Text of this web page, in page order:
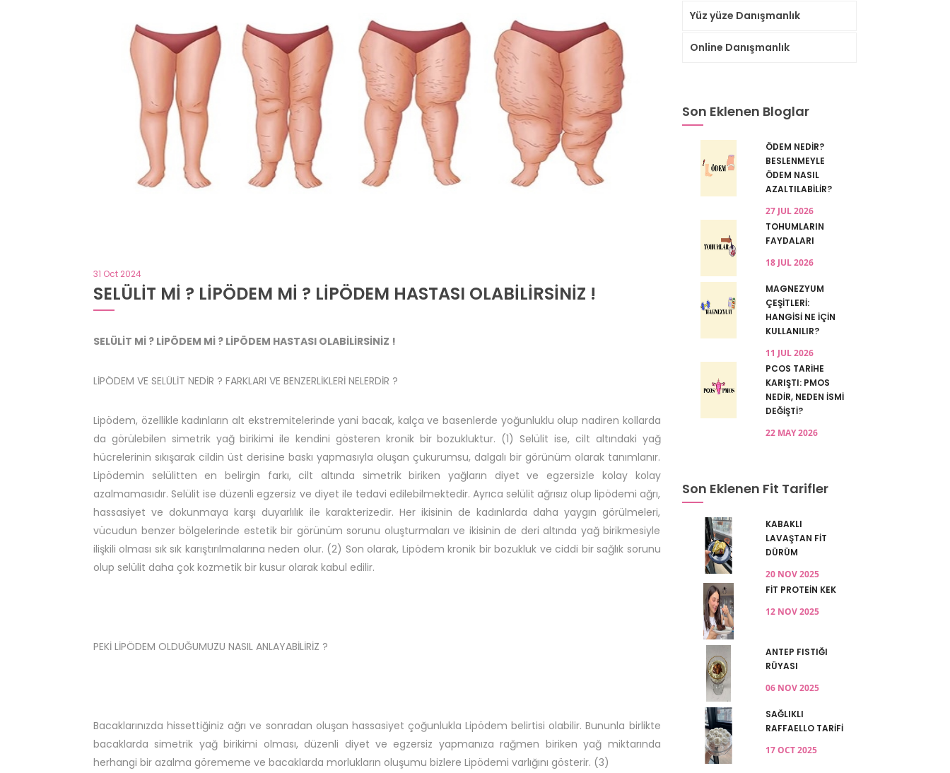
31 Oct 2024
SELÜLİT Mİ ? LİPÖDEM Mİ ? LİPÖDEM HASTASI OLABİLİRSİNİZ !
SELÜLİT Mİ ? LİPÖDEM Mİ ? LİPÖDEM HASTASI OLABİLİRSİNİZ !
LİPÖDEM VE SELÜLİT NEDİR ? FARKLARI VE BENZERLİKLERİ NELERDİR ?
Lipödem, özellikle kadınların alt ekstremitelerinde yani bacak, kalça ve basenlerde yoğunluklu olup nadiren kollarda
da görülebilen simetrik yağ birikimi ile kendini gösteren kronik bir bozukluktur. (1) Selülit ise, cilt altındaki yağ
hücrelerinin sıkışarak cildin üst derisine baskı yapmasıyla oluşan çukurumsu, dalgalı bir görünüm olarak tanımlanır.
Lipödemin selülitten en belirgin farkı, cilt altında simetrik biriken yağların diyet ve egzersizle kolay kolay
azalmamasıdır. Selülit ise düzenli egzersiz ve diyet ile tedavi edilebilmektedir. Ayrıca selülit ağrısız olup lipödemi ağrı,
hassasiyet ve dokunmaya karşı duyarlılık ile karakterizedir. Her ikisinin de kadınlarda daha yaygın görülmeleri,
vücudun benzer bölgelerinde estetik bir görünüm sorunu oluşturmaları ve ikisinin de deri altında yağ birikmesiyle
ilişkili olması sık sık karıştırılmalarına neden olur. (2) Son olarak, Lipödem kronik bir bozukluk ve ciddi bir sağlık sorunu
olup selülit daha çok kozmetik bir kusur olarak kabul edilir.
PEKİ LİPÖDEM OLDUĞUMUZU NASIL ANLAYABİLİRİZ ?
Bacaklarınızda hissettiğiniz ağrı ve sonradan oluşan hassasiyet çoğunlukla Lipödem belirtisi olabilir. Bununla birlikte
bacaklarda simetrik yağ birikimi olması, düzenli diyet ve egzersiz yapmanıza rağmen biriken yağ miktarında
herhangi bir azalma görememe ve bacaklarda morlukların oluşumu bizlere Lipödemi varlığını gösterir. (3)
Yüz yüze Danışmanlık
Online Danışmanlık
Son Eklenen Bloglar
ÖDEM NEDİR?
BESLENMEYLE
ÖDEM NASIL
AZALTILABİLİR?
27 JUL 2026
TOHUMLARIN
FAYDALARI
18 JUL 2026
MAGNEZYUM
ÇEŞİTLERİ:
HANGİSİ NE İÇİN
KULLANILIR?
11 JUL 2026
PCOS TARİHE
KARIŞTI: PMOS
NEDİR, NEDEN İSMİ
DEĞİŞTİ?
22 MAY 2026
Son Eklenen Fit Tarifler
KABAKLI
LAVAŞTAN FİT
DÜRÜM
20 NOV 2025
FİT PROTEİN KEK
12 NOV 2025
ANTEP FISTIĞI
RÜYASI
06 NOV 2025
SAĞLIKLI
RAFFAELLO TARİFİ
17 OCT 2025